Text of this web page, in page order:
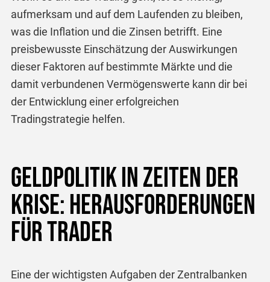
aufmerksam und auf dem Laufenden zu bleiben,
was die Inflation und die Zinsen betrifft. Eine
preisbewusste Einschätzung der Auswirkungen
dieser Faktoren auf bestimmte Märkte und die
damit verbundenen Vermögenswerte kann dir bei
der Entwicklung einer erfolgreichen
Tradingstrategie helfen.
Geldpolitik in Zeiten der
Krise: Herausforderungen
für Trader
Eine der wichtigsten Aufgaben der Zentralbanken